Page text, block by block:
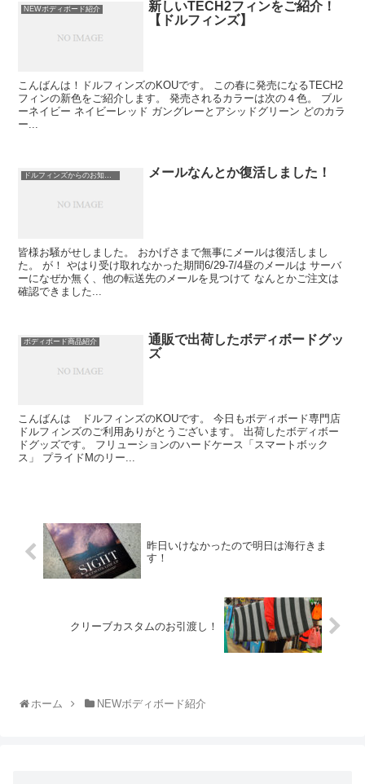
NEWボディボード紹介
新しいTECH2フィンをご紹介！
【ドルフィンズ】
こんばんは！ドルフィンズのKOUです。 この春に発売になるTECH2
フィンの新色をご紹介します。 発売されるカラーは次の４色。 ブル
ーネイビー ネイビーレッド ガングレーとアシッドグリーン どのカラ
ー...
ドルフィンズからのお知らせ メールなんとか復活しました！
皆様お騒がせしました。 おかげさまで無事にメールは復活しまし
た。 が！ やはり受け取れなかった期間6/29-7/4昼のメールは サーバ
ーになぜか無く、他の転送先のメールを見つけて なんとかご注文は
確認できました...
ボディボード商品紹介
通販で出荷したボディボードグッ
ズ
こんばんは ドルフィンズのKOUです。 今日もボディボード専門店
ドルフィンズのご利用ありがとうございます。 出荷したボディボー
ドグッズです。 フリューションのハードケース「スマートボック
ス」 プライドMのリー...
昨日いけなかったので明日は海行きま
す！
クリーブカスタムのお引渡し！
ホーム NEWボディボード紹介